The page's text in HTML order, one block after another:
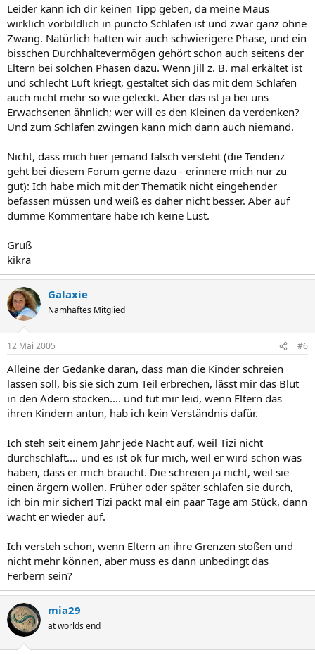
Leider kann ich dir keinen Tipp geben, da meine Maus
wirklich vorbildlich in puncto Schlafen ist und zwar ganz ohne
Zwang. Natürlich hatten wir auch schwierigere Phase, und ein
bisschen Durchhaltevermögen gehört schon auch seitens der
Eltern bei solchen Phasen dazu. Wenn Jill z. B. mal erkältet ist
und schlecht Luft kriegt, gestaltet sich das mit dem Schlafen
auch nicht mehr so wie geleckt. Aber das ist ja bei uns
Erwachsenen ähnlich; wer will es den Kleinen da verdenken?
Und zum Schlafen zwingen kann mich dann auch niemand.
Nicht, dass mich hier jemand falsch versteht (die Tendenz
geht bei diesem Forum gerne dazu - erinnere mich nur zu
gut): Ich habe mich mit der Thematik nicht eingehender
befassen müssen und weiß es daher nicht besser. Aber auf
dumme Kommentare habe ich keine Lust.
Gruß
kikra
Galaxie
Namhaftes Mitglied
12 Mai 2005 #6
Alleine der Gedanke daran, dass man die Kinder schreien
lassen soll, bis sie sich zum Teil erbrechen, lässt mir das Blut
in den Adern stocken.... und tut mir leid, wenn Eltern das
ihren Kindern antun, hab ich kein Verständnis dafür.
Ich steh seit einem Jahr jede Nacht auf, weil Tizi nicht
durchschläft.... und es ist ok für mich, weil er wird schon was
haben, dass er mich braucht. Die schreien ja nicht, weil sie
einen ärgern wollen. Früher oder später schlafen sie durch,
ich bin mir sicher! Tizi packt mal ein paar Tage am Stück, dann
wacht er wieder auf.
Ich versteh schon, wenn Eltern an ihre Grenzen stoßen und
nicht mehr können, aber muss es dann unbedingt das
Ferbern sein?
mia29
at worlds end